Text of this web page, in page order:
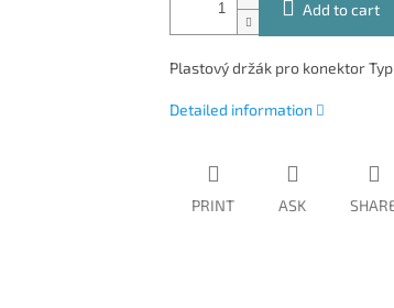
Add to cart
Plastový držák pro konektor Typ
Detailed information
PRINT ASK